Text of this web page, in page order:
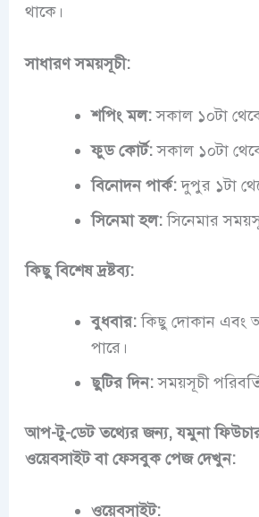
থাকে।
সাধারণ সময়সূচী:
শপিং মল:সকাল ১০টা
ফুড কোর্ট:সকাল ১০টা
বিনোদন পার্ক:দুপুর ১টা
সিনেমা হল:সিনেমার
কিছু বিশেষ দ্রষ্টব্য:
বুধবার:কিছু দোকান এবং
পারে।
ছুটির দিন:সময়সূচী
আপ-টু-ডেট তথ্যের জন্য, যমুনা ফিউচার
ওয়েবসাইট বা ফেসবুক পেজ দেখুন:
ওয়েবসাইট: